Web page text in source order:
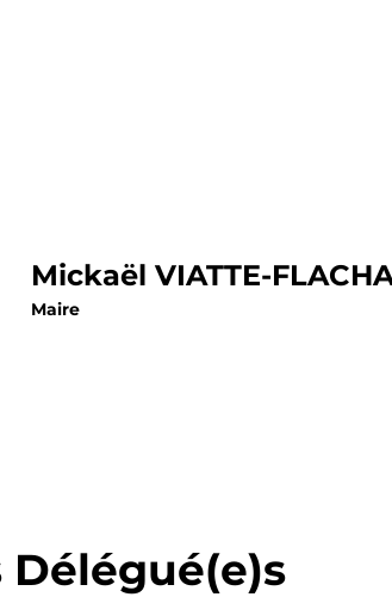
Mickaël VIATTE-
Maire
Délégué(e)s